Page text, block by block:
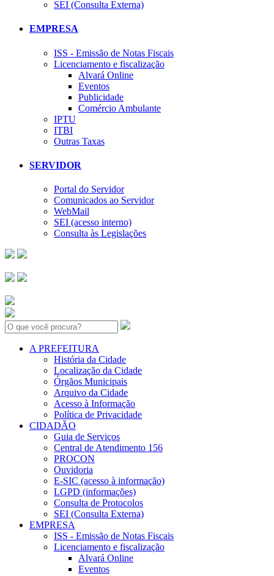
SEI (Consulta Externa)
EMPRESA
ISS - Emissão de Notas Fiscais
Licenciamento e fiscalização
Alvará Online
Eventos
Publicidade
Comércio Ambulante
IPTU
ITBI
Outras Taxas
SERVIDOR
Portal do Servidor
Comunicados ao Servidor
WebMail
SEI (acesso interno)
Consulta às Legislações
Search:
A PREFEITURA
História da Cidade
Localização da Cidade
Órgãos Municipais
Arquivo da Cidade
Acesso à Informação
Política de Privacidade
CIDADÃO
Guia de Serviços
Central de Atendimento 156
PROCON
Ouvidoria
E-SIC (acesso à informação)
LGPD (informações)
Consulta de Protocolos
SEI (Consulta Externa)
EMPRESA
ISS - Emissão de Notas Fiscais
Licenciamento e fiscalização
Alvará Online
Eventos